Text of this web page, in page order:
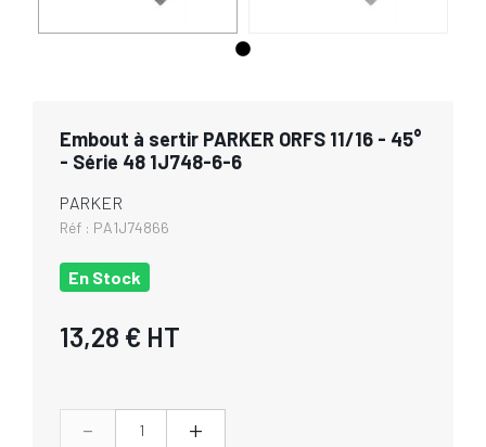
Embout à sertir PARKER ORFS 11/16 - 45°
- Série 48 1J748-6-6
PARKER
Réf : PA1J74866
En Stock
13,28 € HT
- +